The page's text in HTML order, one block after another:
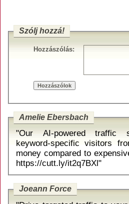
Szólj hozzá!
Hozzászólás:
Amelie Ebersbach
"Our AI-powered traffic
keyword-specific visitors
money compared to
https://cutt.ly/it2q7BXl"
Joeann Force